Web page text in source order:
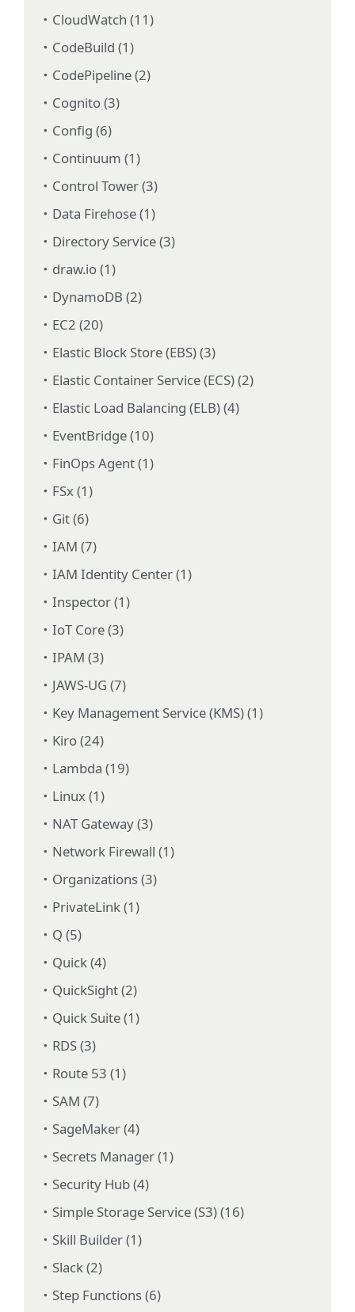
CloudWatch (11)
CodeBuild (1)
CodePipeline (2)
Cognito (3)
Config (6)
Continuum (1)
Control Tower (3)
Data Firehose (1)
Directory Service (3)
draw.io (1)
DynamoDB (2)
EC2 (20)
Elastic Block Store (EBS) (3)
Elastic Container Service (ECS) (2)
Elastic Load Balancing (ELB) (4)
EventBridge (10)
FinOps Agent (1)
FSx (1)
Git (6)
IAM (7)
IAM Identity Center (1)
Inspector (1)
IoT Core (3)
IPAM (3)
JAWS-UG (7)
Key Management Service (KMS) (1)
Kiro (24)
Lambda (19)
Linux (1)
NAT Gateway (3)
Network Firewall (1)
Organizations (3)
PrivateLink (1)
Q (5)
Quick (4)
QuickSight (2)
Quick Suite (1)
RDS (3)
Route 53 (1)
SAM (7)
SageMaker (4)
Secrets Manager (1)
Security Hub (4)
Simple Storage Service (S3) (16)
Skill Builder (1)
Slack (2)
Step Functions (6)